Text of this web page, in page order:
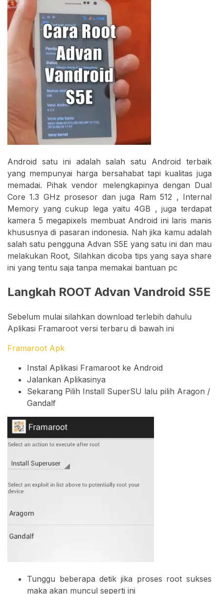
Android satu ini adalah salah satu Android terbaik
yang mempunyai harga bersahabat tapi kualitas juga
memadai. Pihak vendor melengkapinya dengan Dual
Core 1.3 GHz prosesor dan juga Ram 512 , Internal
Memory yang cukup lega yaitu 4GB , juga terdapat
kamera 5 megapixels membuat Android ini laris manis
khususnya di pasaran indonesia. Nah jika kamu adalah
salah satu pengguna Advan S5E yang satu ini dan mau
melakukan Root, Silahkan dicoba tips yang saya share
ini yang tentu saja tanpa memakai bantuan pc
Langkah ROOT Advan Vandroid S5E
Sebelum mulai silahkan download terlebih dahulu
Aplikasi Framaroot versi terbaru di bawah ini
Framaroot Apk
Instal Aplikasi Framaroot ke Android
Jalankan Aplikasinya
Sekarang Pilih Install SuperSU lalu pilih Aragon /
Gandalf
Tunggu beberapa detik jika proses root sukses
maka akan muncul seperti ini